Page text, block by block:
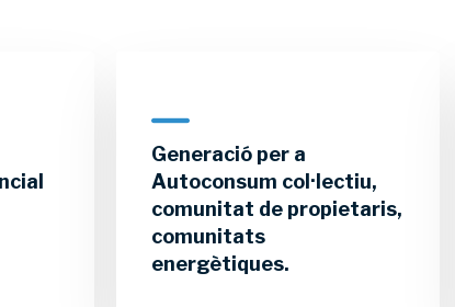
Generació per a
Autoconsum col·lectiu,
comunitat de propietaris,
comunitats
energètiques.